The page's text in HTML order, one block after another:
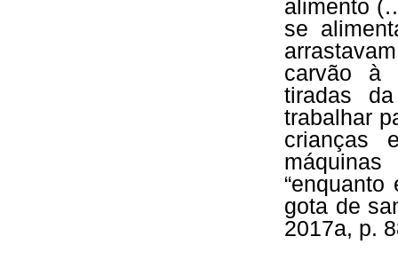
alimento
se
carvão à
tiradas
trabalhar
crianças
gota de
2017a, p.